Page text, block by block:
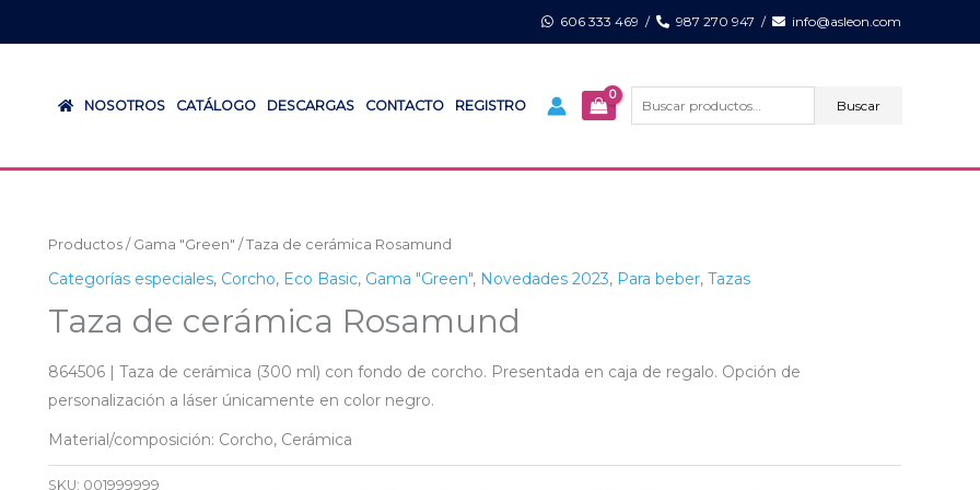
606 333 469 / 987 270 947 / info@asleon.com
NOSOTROS CATÁLOGO DESCARGAS CONTACTO REGISTRO
por:
Buscar
Productos / Gama "Green" / Taza de cerámica Rosamund
Categorías especiales, Corcho, Eco Basic, Gama "Green", Novedades 2023, Para beber, Tazas
Taza de cerámica Rosamund
864506 | Taza de cerámica (300 ml) con fondo de corcho. Presentada en caja de regalo. Opción de
personalización a láser únicamente en color negro.
Material/composición: Corcho, Cerámica
SKU: 001999999